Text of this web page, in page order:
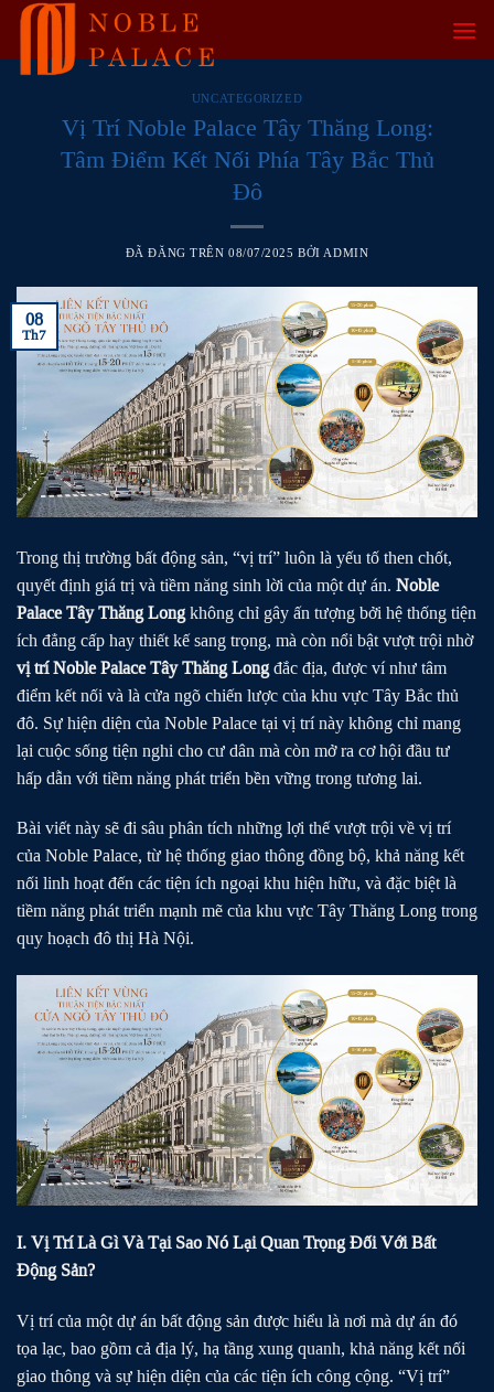
Chuyển
UNCATEGORIZED
Vị Trí Noble Palace Tây Thăng Long:
Tâm Điểm Kết Nối Phía Tây Bắc Thủ
Đô
ĐÃ ĐĂNG TRÊN08/07/2025 BỞI ADMIN
08
Th7
Trong thị trường bất động sản, “vị trí” luôn là yếu tố then chốt,
quyết định giá trị và tiềm năng sinh lời của một dự án. Noble
Palace Tây Thăng Long không chỉ gây ấn tượng bởi hệ thống tiện
ích đẳng cấp hay thiết kế sang trọng, mà còn nổi bật vượt trội nhờ
vị trí Noble Palace Tây Thăng Long đắc địa, được ví như tâm
điểm kết nối và là cửa ngõ chiến lược của khu vực Tây Bắc thủ
đô. Sự hiện diện của Noble Palace tại vị trí này không chỉ mang
lại cuộc sống tiện nghi cho cư dân mà còn mở ra cơ hội đầu tư
hấp dẫn với tiềm năng phát triển bền vững trong tương lai.
Bài viết này sẽ đi sâu phân tích những lợi thế vượt trội về vị trí
của Noble Palace, từ hệ thống giao thông đồng bộ, khả năng kết
nối linh hoạt đến các tiện ích ngoại khu hiện hữu, và đặc biệt là
tiềm năng phát triển mạnh mẽ của khu vực Tây Thăng Long trong
quy hoạch đô thị Hà Nội.
I. Vị Trí Là Gì Và Tại Sao Nó Lại Quan Trọng Đối Với Bất
Động Sản?
Vị trí của một dự án bất động sản được hiểu là nơi mà dự án đó
tọa lạc, bao gồm cả địa lý, hạ tầng xung quanh, khả năng kết nối
giao thông và sự hiện diện của các tiện ích công cộng. “Vị trí”